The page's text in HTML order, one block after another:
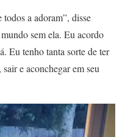
todos a adoram”, disse
sem ela. Eu acordo
Eu tenho tanta sorte de ter
e aconchegar em seu